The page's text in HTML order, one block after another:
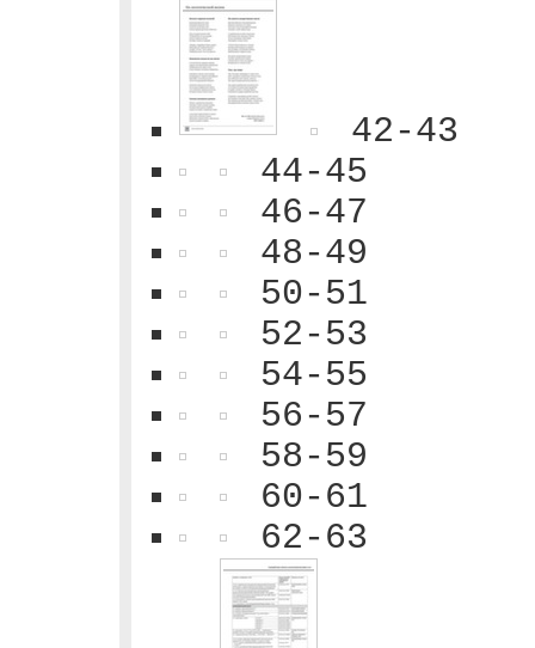
42-43
44-45
46-47
48-49
50-51
52-53
54-55
56-57
58-59
60-61
62-63